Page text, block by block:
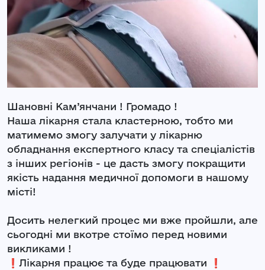
Шановні Кам’янчани ! Громадо !
Наша лікарня стала кластерною, тобто ми
матимемо змогу залучати у лікарню
обладнання експертного класу та спеціалістів
з інших регіонів - це дасть змогу покращити
якість надання медичної допомоги в нашому
місті!
Досить нелегкий процес ми вже пройшли, але
сьогодні ми вкотре стоїмо перед новими
викликами !
❗️Лікарня працює та буде працювати ❗️